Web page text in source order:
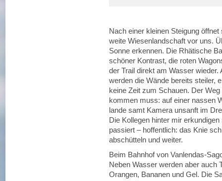
Nach einer kleinen Steigung
weite Wiesenlandschaft vor uns.
Sonne erkennen. Die Rhätische
schöner Kontrast, die roten
der Trail direkt am Wasser
werden die Wände bereits steiler,
keine Zeit zum Schauen. Der
kommen muss: auf einer nassen
lande samt Kamera unsanft im
Die Kollegen hinter mir
passiert – hoffentlich: das Knie
abschütteln und weiter.
Beim Bahnhof von Vanlendas-
Neben Wasser werden aber auch
Orangen, Bananen und Gel. Die